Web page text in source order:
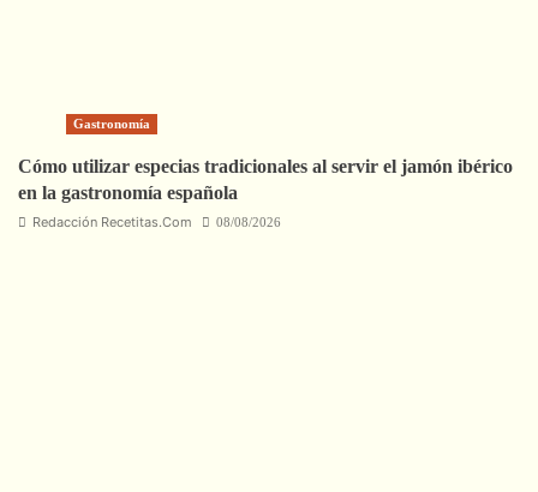
Gastronomía
Cómo utilizar especias tradicionales al servir el jamón ibérico
en la gastronomía española
Redacción Recetitas.Com 08/08/2026